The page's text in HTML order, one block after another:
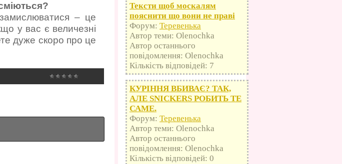
– це
у вас є величезні
дуже скоро про це
Тексти щоб москалям
пояснити що вони не праві
Форум: Теревенька
Автор теми: Olenochka
Автор останнього
повідомлення: Olenochka
Кількість відповідей: 7
КУРІННЯ ВБИВАЄ? ТАК,
АЛЕ SNICKERS РОБИТЬ ТЕ
САМЕ.
Форум: Теревенька
Автор теми: Olenochka
Автор останнього
повідомлення: Olenochka
Кількість відповідей: 0